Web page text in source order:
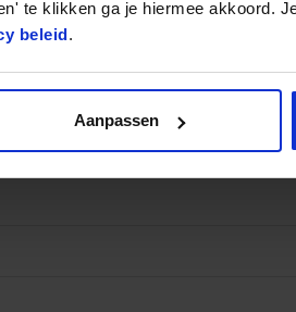
te klikken ga je hiermee akkoord.
beleid.
Aanpassen
het beoefenen van double
Check voor je eerste keer
over hoe je een speedrope of